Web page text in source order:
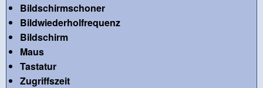
Bildschirmschoner
Bildwiederholfrequenz
Bildschirm
Maus
Tastatur
Zugriffszeit